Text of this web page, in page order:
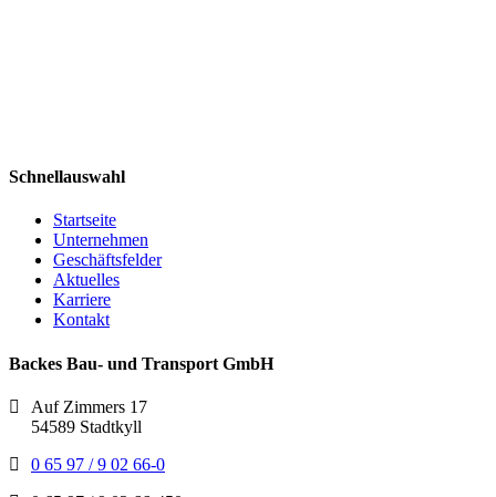
Schnellauswahl
Startseite
Unternehmen
Geschäftsfelder
Aktuelles
Karriere
Kontakt
Backes Bau- und Transport GmbH
Auf Zimmers 17
54589 Stadtkyll
0 65 97 / 9 02 66-0